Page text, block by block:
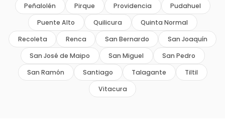
Peñalolén Pirque Providencia
Pudahuel
Puente Alto
Quilicura
Quinta Normal
Recoleta
Renca San Bernardo
San Joaquín
San José de Maipo
San Miguel
San Pedro
San Ramón
Santiago Talagante
Tiltil
Vitacura